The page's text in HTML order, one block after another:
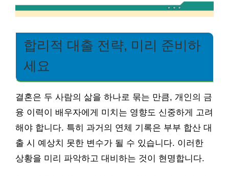
합리적 대출 전략, 미리 준비하
세요
결혼은 두 사람의 삶을 하나로 묶는 만큼, 개인의 금
융 이력이 배우자에게 미치는 영향도 신중하게 고려
해야 합니다. 특히 과거의 연체 기록은 부부 합산 대
출 시 예상치 못한 변수가 될 수 있습니다. 이러한
상황을 미리 파악하고 대비하는 것이 현명합니다.